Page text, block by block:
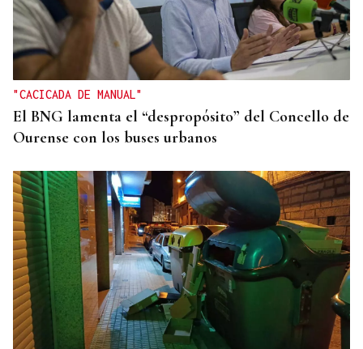
"CACICADA DE MANUAL"
El BNG lamenta el “despropósito” del Concello de
Ourense con los buses urbanos